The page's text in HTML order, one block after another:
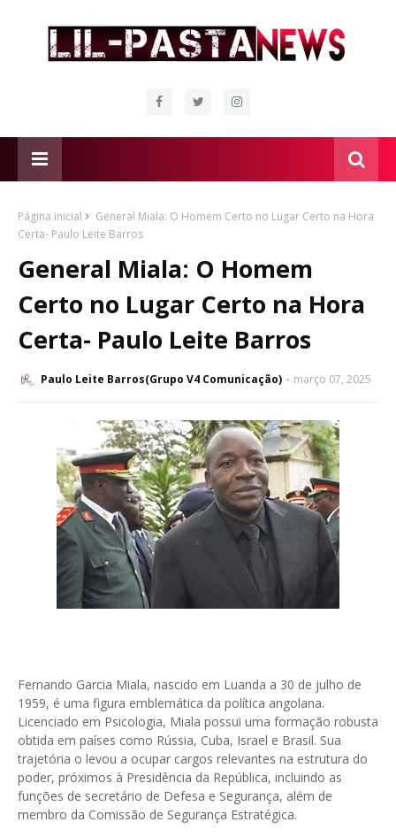
Página inicial
General Miala: O Homem Certo no Lugar Certo na Hora
Certa- Paulo Leite Barros
General Miala: O Homem
Certo no Lugar Certo na Hora
Certa- Paulo Leite Barros
Paulo Leite Barros(Grupo V4 Comunicação) março 07, 2025
Fernando Garcia Miala, nascido em Luanda a 30 de julho de
1959, é uma figura emblemática da política angolana.
Licenciado em Psicologia, Miala possui uma formação robusta
obtida em países como Rússia, Cuba, Israel e Brasil. Sua
trajetória o levou a ocupar cargos relevantes na estrutura do
poder, próximos à Presidência da República, incluindo as
funções de secretário de Defesa e Segurança, além de
membro da Comissão de Segurança Estratégica.